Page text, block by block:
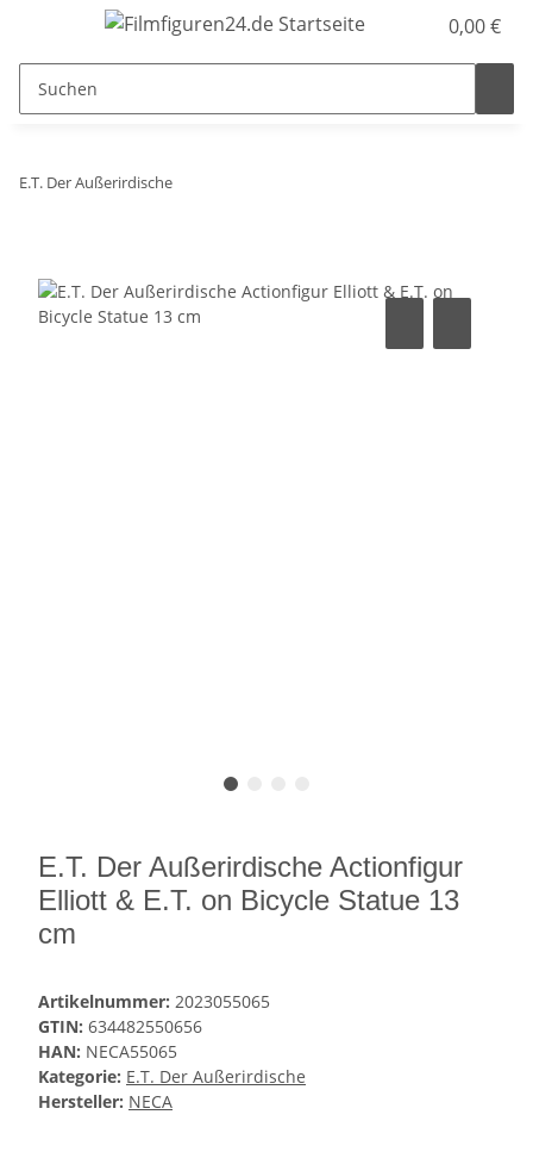
0,00 €
E.T. Der Außerirdische
E.T. Der Außerirdische Actionfigur
Elliott & E.T. on Bicycle Statue 13
cm
Artikelnummer: 2023055065
GTIN: 634482550656
HAN: NECA55065
Kategorie: E.T. Der Außerirdische
Hersteller: NECA